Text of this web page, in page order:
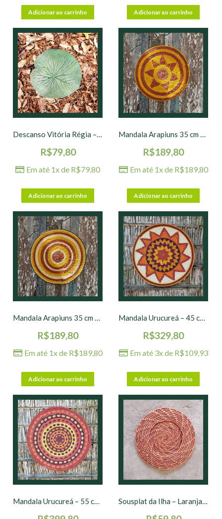
Adicionar ao carrinho Adicionar ao carrinho
Descanso Vitória Régia – Verde – 30 x 30 cm
R$79,80
Em até 1x de R$79,80
Adicionar ao carrinho
Mandala Arapiuns 35 cm – nº 01
R$189,80
Em até 1x de R$189,80
Adicionar ao carrinho
Mandala Arapiuns 35 cm – nº 03
R$189,80
Em até 1x de R$189,80
Adicionar ao carrinho
Mandala Urucureá – 45 cm – nº 01
R$329,80
Em até 3x de R$109,93
Adicionar ao carrinho
Mandala Urucureá – 55 cm – nº 01 Sousplat da Ilha – Laranja – 35 cm